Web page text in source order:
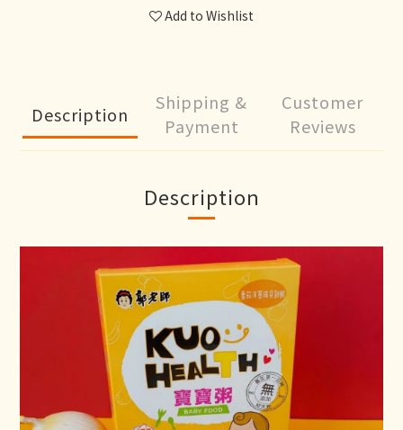
Add to Wishlist
Description
Shipping &
Payment
Customer
Reviews
Description